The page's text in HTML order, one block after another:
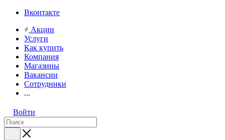
Вконтакте
Акции
Услуги
Как купить
Компания
Магазины
Вакансии
Сотрудники
...
Войти